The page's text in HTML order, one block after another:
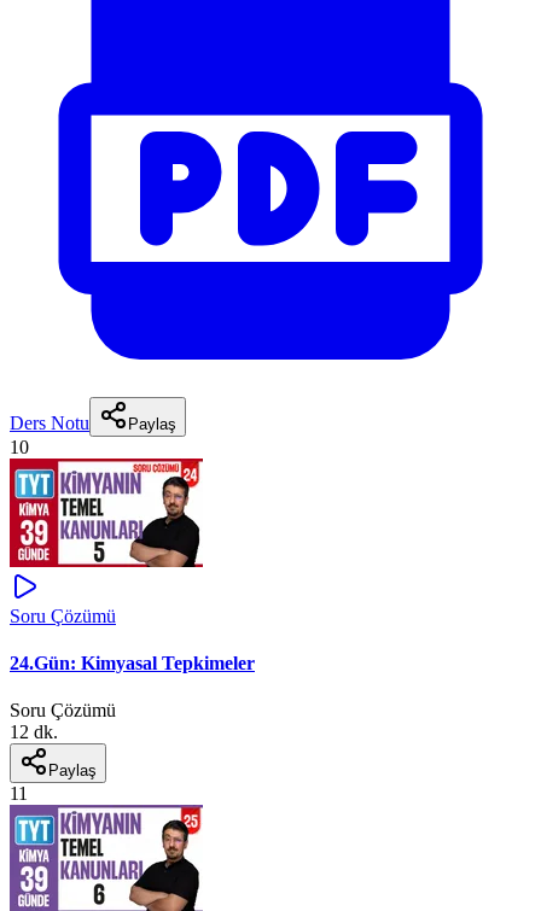
Ders Notu Paylaş
10
Soru Çözümü
24.Gün: Kimyasal Tepkimeler
Soru Çözümü
12 dk.
Paylaş
11